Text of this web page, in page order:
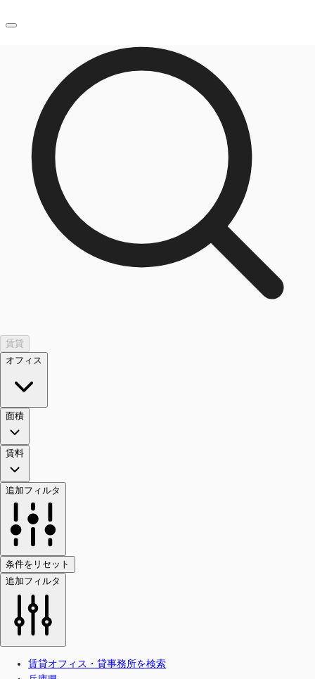
オフィス・事務所
倉庫・物流センター
地図検索
記事
仲介会社様はこちらへ
お気に入り
お電話
賃貸
オフィス
面積
賃料
追加フィルタ
条件をリセット
追加フィルタ
賃貸オフィス・貸事務所を検索